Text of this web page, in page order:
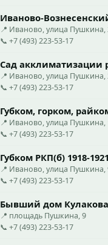
Иваново-
📍 Иваново, улица Пушкина,
📞 +7 (493) 223-53-17
Сад акклиматизации
📍 Иваново, улица Пушкина,
📞 +7 (493) 223-53-17
Губком, горком,
📍 Иваново, улица Пушкина,
📞 +7 (493) 223-53-17
Губком РКП(б) 1918-
📍 Иваново, улица Пушкина,
📞 +7 (493) 223-53-17
Бывший дом Кулакова
📍 площадь Пушкина, 9
📞 +7 (493) 223-53-17